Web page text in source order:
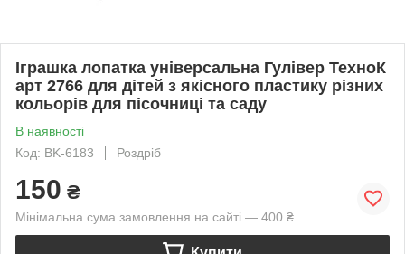
Іграшка лопатка універсальна Гулівер ТехноК
арт 2766 для дітей з якісного пластику різних
кольорів для пісочниці та саду
В наявності
Код: BK-6183
Роздріб
150 ₴
Мінімальна сума замовлення на сайті — 400 ₴